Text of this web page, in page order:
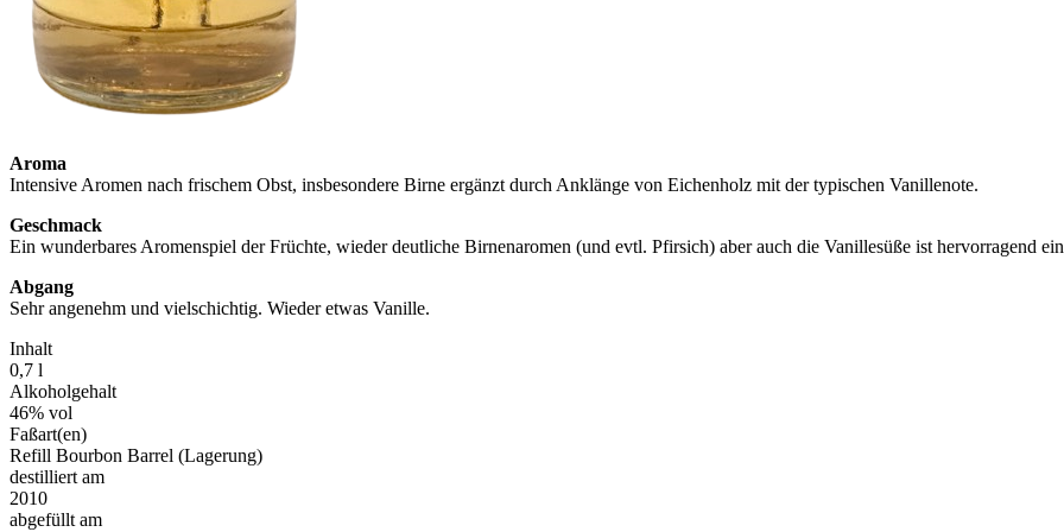
Aroma
Intensive Aromen nach frischem Obst, insbesondere Birne ergänzt durch Anklänge von Eichenholz mit der typischen Vanillenote.
Geschmack
Ein wunderbares Aromenspiel der Früchte, wieder deutliche Birnenaromen (und evtl. Pfirsich) aber auch die Vanillesüße ist hervorragend
Abgang
Sehr angenehm und vielschichtig. Wieder etwas Vanille.
Inhalt
0,7 l
Alkoholgehalt
46% vol
Faßart(en)
Refill Bourbon Barrel (Lagerung)
destilliert am
2010
abgefüllt am